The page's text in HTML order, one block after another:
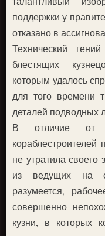
поддержки у
отказано в
Технический
блестящих
которым удалось
для того времени
деталей подводных
В отличие от
не утратила
из ведущих на
разумеется,
совершенно
кузни, в которых